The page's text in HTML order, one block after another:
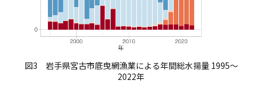
図3 岩手県宮古市底曳網漁業による年間総水揚量 1995〜
2022年